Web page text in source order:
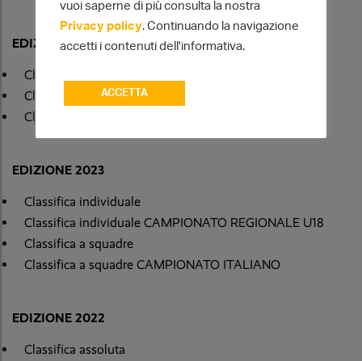
EDIZIONE 2024
Classifica squadre
Classifica a squadre CAMPIONATO REGIONALE
Classifica individuale
EDIZIONE 2023
Classifica individuale
Classifica individuale CAMPIONATO REGIONALE U18
Classifica a squadre
Classifica a squadre CAMPIONATO ITALIANO
EDIZIONE 2022
Classifica assoluta
vuoi saperne di più consulta la nostra
Privacy policy. Continuando la navigazione
accetti i contenuti dell'informativa.
ACCETTA